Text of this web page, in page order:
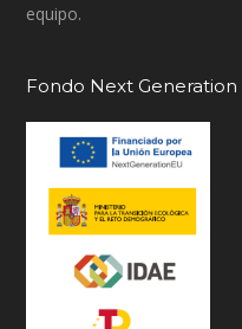
equipo.
Fondo Next Generation